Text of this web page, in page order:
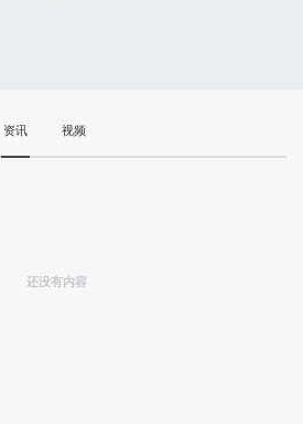
资讯 视频
还没有内容